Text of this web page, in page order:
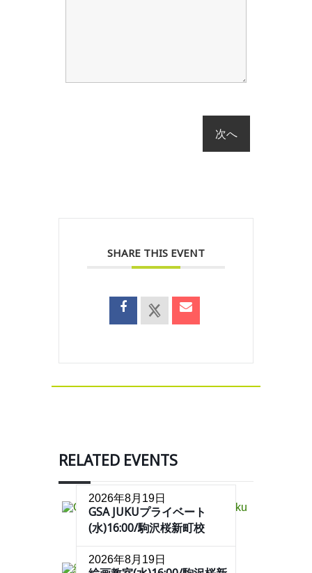
SHARE THIS EVENT
RELATED EVENTS
2026年8月19日
GSA JUKUプライベート
(水)16:00/駒沢桜新町校
2026年8月19日